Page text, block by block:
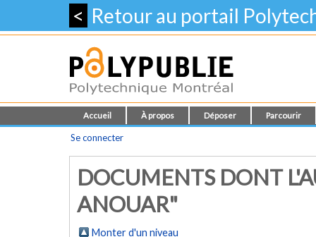
< Retour au portail
Accueil À propos Déposer Parcourir
Se connecter
DOCUMENTS DONT
ANOUAR"
Monter d'un niveau